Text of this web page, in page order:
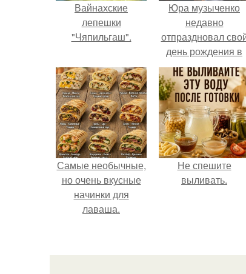
Вайнахские
лепешки
"Чяпильгаш".
Юра музыченко
недавно
отпраздновал
день рождения в
кругу самых
близких и родных
людей.
Самые необычные,
но очень вкусные
начинки для
лаваша.
Не спешите
выливать.